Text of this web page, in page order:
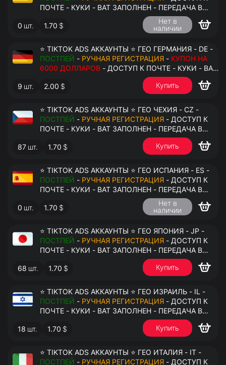
ПОЧТЕ - КУКИ - ВАТ ЗАПОЛНЕН - ПЕРЕДАЧА В
0 шт. 1.70 $
Нет в
наличии
⭐ TIKTOK ADS АККАУНТЫ ⭐ ГЕО ГЕРМАНИЯ - DE -
ПОСТПЕЙ - РУЧНАЯ РЕГИСТРАЦИЯ - КУПОН НА
6000 ДОЛЛАРОВ - ДОСТУП К ПОЧТЕ - КУКИ - ВАТ
ЗАПОЛНЕН - ПЕРЕДАЧА В АНТИДЕТЕКТ
9 шт. 2.00 $ Купить
⭐ TIKTOK ADS АККАУНТЫ ⭐ ГЕО ЧЕХИЯ - CZ -
ПОСТПЕЙ - РУЧНАЯ РЕГИСТРАЦИЯ
ПОЧТЕ - КУКИ - ВАТ ЗАПОЛНЕН - ПЕРЕДАЧА В
87 шт. 1.70 $ Купить
⭐ TIKTOK ADS АККАУНТЫ ⭐ ГЕО ИСПАНИЯ - ES -
ПОСТПЕЙ - РУЧНАЯ РЕГИСТРАЦИЯ - ДОСТУП К
ПОЧТЕ - КУКИ - ВАТ ЗАПОЛНЕН - ПЕРЕДАЧА В
0 шт. 1.70 $
Нет в
наличии
⭐ TIKTOK ADS АККАУНТЫ ⭐ ГЕО ЯПОНИЯ - JP -
ПОСТПЕЙ - РУЧНАЯ РЕГИСТРАЦИЯ - ДОСТУП К
ПОЧТЕ - КУКИ - ВАТ ЗАПОЛНЕН - ПЕРЕДАЧА В
68 шт. 1.70 $ Купить
⭐ TIKTOK ADS АККАУНТЫ ⭐ ГЕО ИЗРАИЛЬ - IL -
ПОСТПЕЙ - РУЧНАЯ РЕГИСТРАЦИЯ - ДОСТУП К
ПОЧТЕ - КУКИ - ВАТ ЗАПОЛНЕН - ПЕРЕДАЧА В
18 шт. 1.70 $ Купить
⭐ TIKTOK ADS АККАУНТЫ ⭐ ГЕО ИТАЛИЯ - IT -
ПОСТПЕЙ - РУЧНАЯ РЕГИСТРАЦИЯ - ДОСТУП К